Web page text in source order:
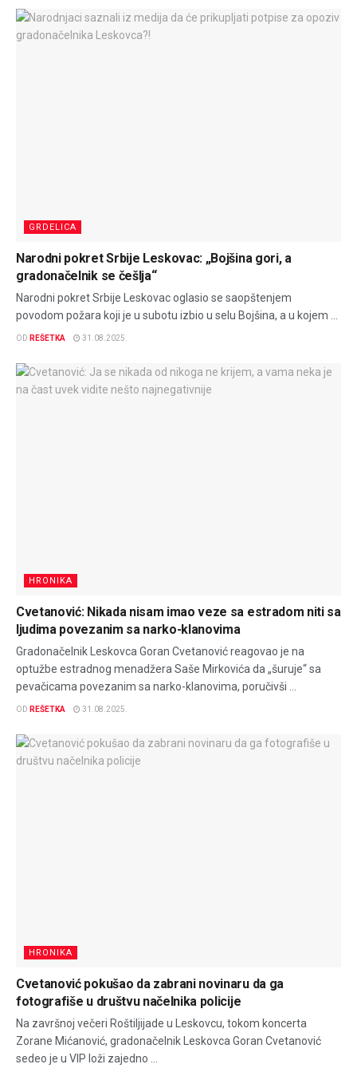
GRDELICA
Narodni pokret Srbije Leskovac: „Bojšina gori, a
gradonačelnik se češlja“
Narodni pokret Srbije Leskovac oglasio se saopštenjem
povodom požara koji je u subotu izbio u selu Bojšina, a u kojem ...
OD REŠETKA 31.08.2025.
HRONIKA
Cvetanović: Nikada nisam imao veze sa estradom niti sa
ljudima povezanim sa narko-klanovima
Gradonačelnik Leskovca Goran Cvetanović reagovao je na
optužbe estradnog menadžera Saše Mirkovića da „šuruje“ sa
pevačicama povezanim sa narko-klanovima, poručivši ...
OD REŠETKA 31.08.2025.
HRONIKA
Cvetanović pokušao da zabrani novinaru da ga
fotografiše u društvu načelnika policije
Na završnoj večeri Roštiljijade u Leskovcu, tokom koncerta
Zorane Mićanović, gradonačelnik Leskovca Goran Cvetanović
sedeo je u VIP loži zajedno ...